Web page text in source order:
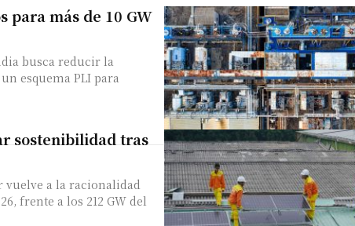
más de 10 GW
busca reducir la
esquema PLI para
sostenibilidad tras
vuelve a la racionalidad
frente a los 212 GW del